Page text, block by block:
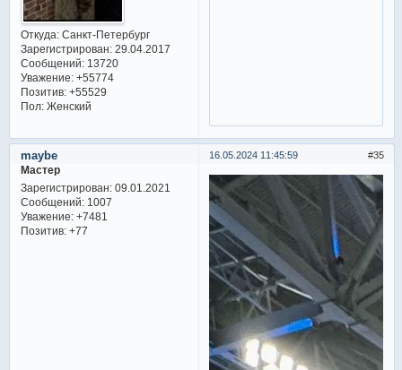
Откуда:Санкт-Петербург
Зарегистрирован: 29.04.2017
Сообщений:13720
Уважение: +55774
Позитив: +55529
Пол:Женский
35
16.05.2024 11:45:59
maybe
Мастер
Зарегистрирован: 09.01.2021
Сообщений:1007
Уважение: +7481
Позитив: +77